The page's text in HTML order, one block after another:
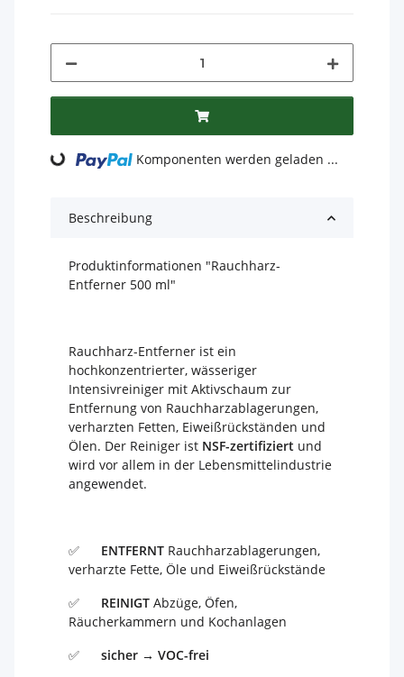
Loading... Komponenten werden geladen ...
Beschreibung
Produktinformationen "Rauchharz-
Entferner 500 ml"
Rauchharz-Entferner ist ein
hochkonzentrierter, wässeriger
Intensivreiniger mit Aktivschaum zur
Entfernung von Rauchharzablagerungen,
verharzten Fetten, Eiweißrückständen und
Ölen. Der Reiniger ist NSF-zertifiziert und
wird vor allem in der Lebensmittelindustrie
angewendet.
✅ ENTFERNT Rauchharzablagerungen,
verharzte Fette, Öle und Eiweißrückstände
✅ REINIGT Abzüge, Öfen,
Räucherkammern und Kochanlagen
✅ sicher → VOC-frei